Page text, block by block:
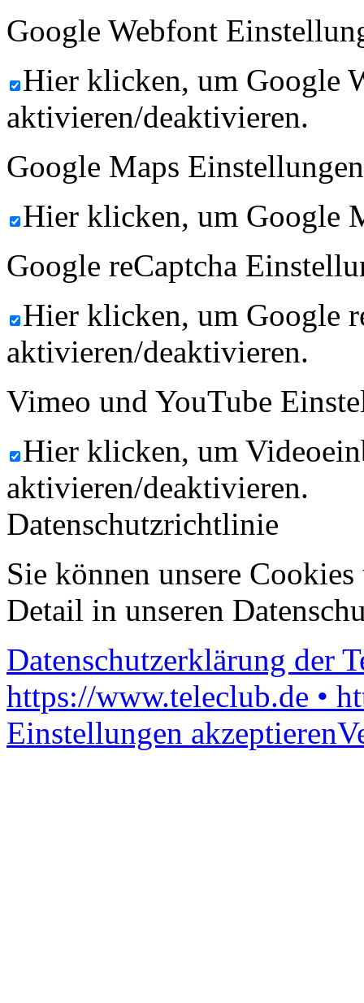
Google Webfont
Hier klicken, um Google
aktivieren/deaktivieren.
Google Maps
Hier klicken, um Google
Google reCaptcha
Hier klicken, um Google
aktivieren/deaktivieren.
Vimeo und YouTube
Hier klicken, um
aktivieren/deaktivieren.
Datenschutzrichtlinie
Sie können unsere
Detail in unseren
Datenschutzerklärung der
https://www.teleclub.de •
Einstellungen akzeptieren